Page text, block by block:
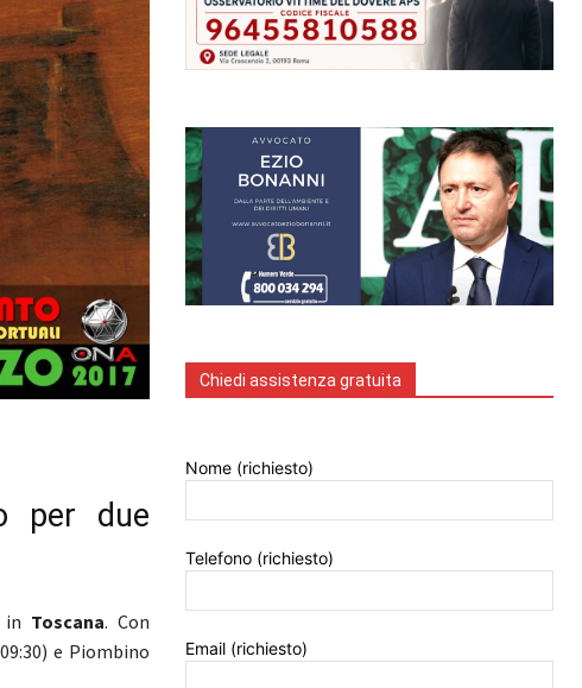
per due
in Toscana. Con
e Piombino
Chiedi assistenza gratuita
Nome (richiesto)
Telefono (richiesto)
Email (richiesto)